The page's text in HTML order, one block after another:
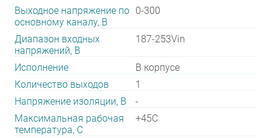
Выходное напряжение по
основному каналу, В
0-300
Диапазон входных
напряжений, В
187-253Vin
Исполнение
В корпусе
Количество выходов
1
Напряжение изоляции, В
-
Максимальная рабочая
температура, C
+45C